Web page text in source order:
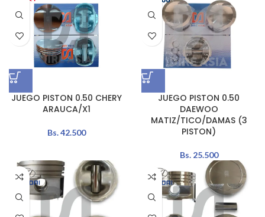
JUEGO PISTON 0.50 CHERY
ARAUCA/X1
Bs.42.500
JUEGO PISTON 0.50
DAEWOO
MATIZ/TICO/DAMAS (3
PISTON)
Bs.25.500